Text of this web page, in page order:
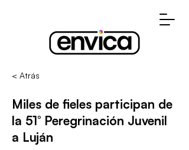
< Atrás
Miles de fieles participan de
la 51° Peregrinación Juvenil
a Luján